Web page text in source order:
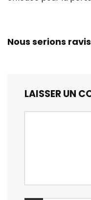
Nous serions
LAISSER UN